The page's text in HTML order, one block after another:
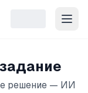
решение — ИИ